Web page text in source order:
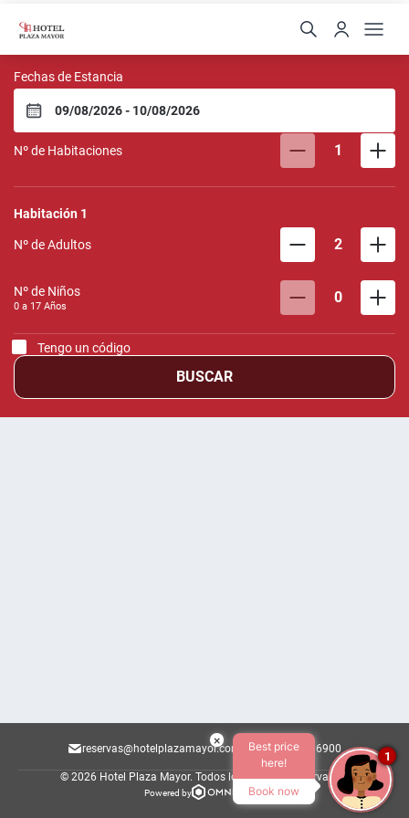
Hotel Plaza Mayor
Fechas de Estancia
Nº de Habitaciones 1
Habitación 1
Nº de Adultos 2
Nº de Niños
0 a 17 Años 0
Tengo un código
BUSCAR
reservas@hotelplazamayor.com.br 011 36296900
© 2026 Hotel Plaza Mayor. Todos los derechos reservados.
Powered by
×
Best price
here!
Book now
1